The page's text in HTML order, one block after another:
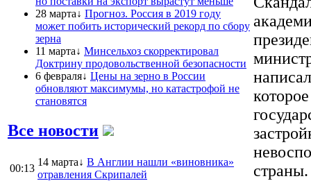
28 марта↓ Прогноз. Россия в 2019 году
может побить исторический рекорд по сбору
зерна
11 марта↓ Минсельхоз скорректировал
Доктрину продовольственной безопасности
6 февраля↓ Цены на зерно в России
обновляют максимумы, но катастрофой не
становятся
Все новости
00:13
14 марта↓ В Англии нашли «виновника»
отравления Скрипалей
страны.